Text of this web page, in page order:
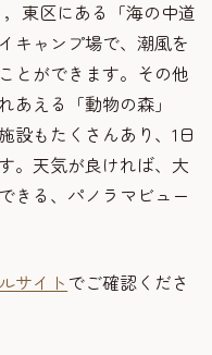
東区にある「海の中道
キャンプ場で、潮風を
とができます。その他
あえる「動物の森」
設もたくさんあり、1日
。天気が良ければ、大
きる、パノラマビュー
サイト でご確認くださ